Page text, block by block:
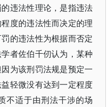
违法性理论，是指违法
度的违法性而决定的理
的违法性为根据而否定
者佐伯千仞认为，某种
为该刑罚法规是预定一
轻微没有达到一定程度
不适于由刑法干涉的场